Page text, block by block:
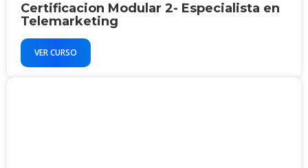
Certificacion Modular 2- Especialista en
Telemarketing
VER CURSO